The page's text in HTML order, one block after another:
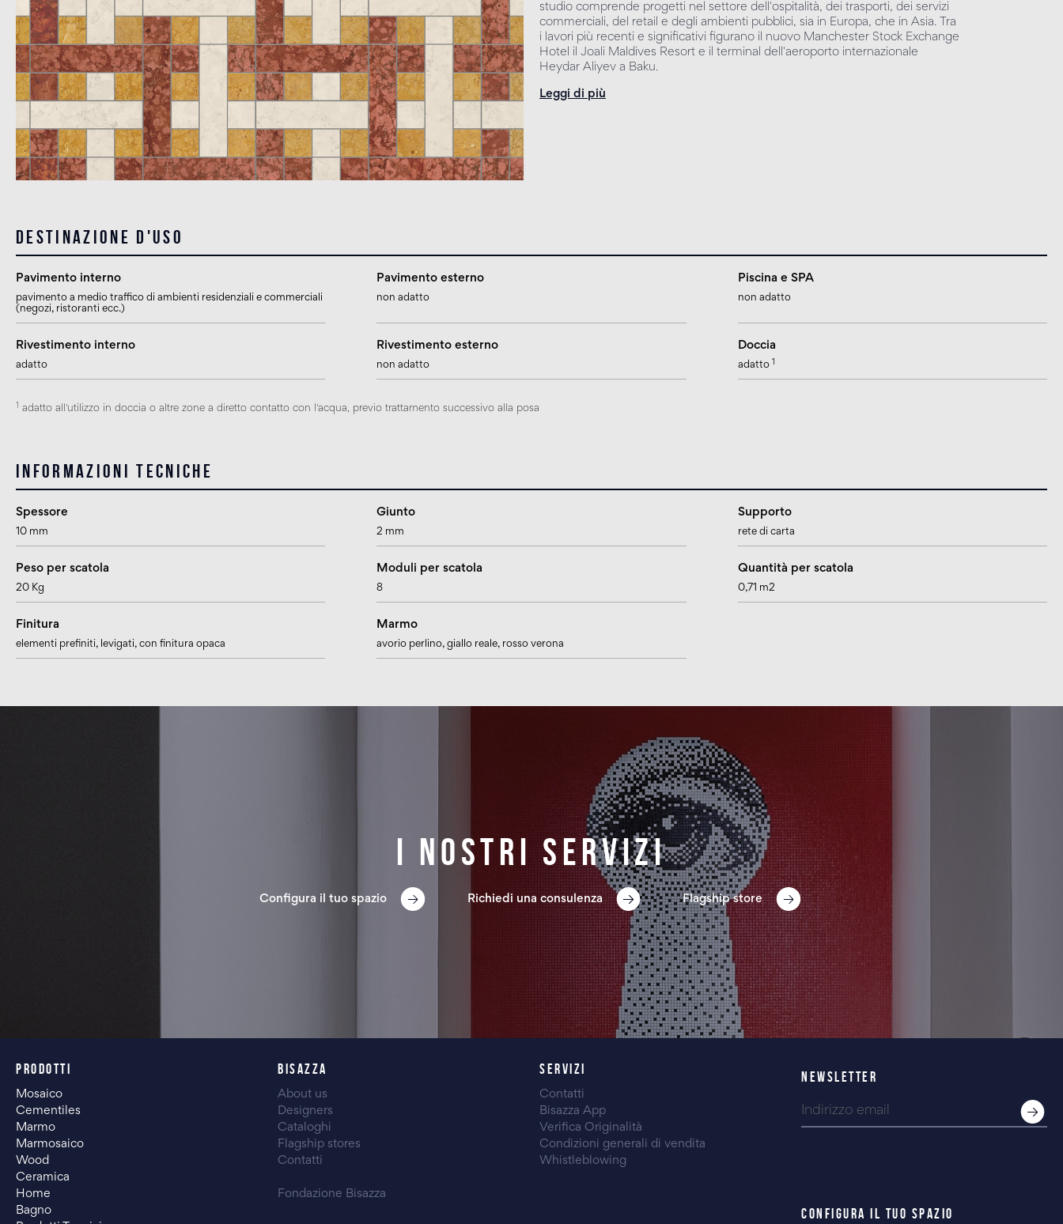
studio comprende progetti nel settore dell'ospitalità, dei trasporti, dei servizi
commerciali, del retail e degli ambienti pubblici, sia in Europa, che in Asia. Tra
i lavori più recenti e significativi figurano il nuovo Manchester Stock Exchange
Hotel il Joali Maldives Resort e il terminal dell'aeroporto internazionale
Heydar Aliyev a Baku.
Leggi di più
Destinazione d'uso
Pavimento interno
pavimento a medio traffico di ambienti residenziali e commerciali
(negozi, ristoranti ecc.)
Pavimento esterno
non adatto
Piscina e SPA
non adatto
Rivestimento interno
adatto
Rivestimento esterno
non adatto
Doccia
adatto 1
1 adatto all'utilizzo in doccia o altre zone a diretto contatto con l'acqua, previo trattamento successivo alla posa
Informazioni tecniche
Spessore
10 mm
Giunto
2 mm
Supporto
rete di carta
Peso per scatola
20 Kg
Moduli per scatola
8
Quantità per scatola
0,71 m2
Finitura
elementi prefiniti, levigati, con finitura opaca
Marmo
avorio perlino, giallo reale, rosso verona
I nostri servizi
Configura il tuo spazio Richiedi una consulenza Flagship store
PRODOTTI
Mosaico
Cementiles
Marmo
Marmosaico
Wood
Ceramica
Home
Bagno
BISAZZA
About us
Designers
Cataloghi
Flagship stores
Contatti
Fondazione Bisazza
SERVIZI
Contatti
Bisazza App
Verifica Originalità
Condizioni generali di vendita
Whistleblowing
NEWSLETTER
CONFIGURA IL TUO SPAZIO